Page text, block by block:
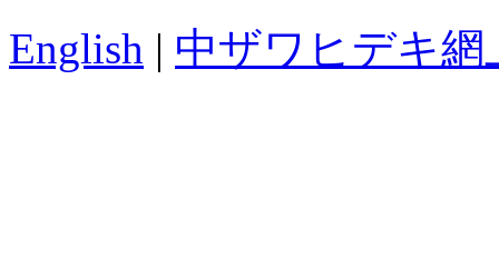
English | 中ザワヒデキ網